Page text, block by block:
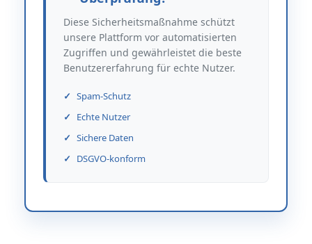
Diese Sicherheitsmaßnahme schützt
unsere Plattform vor automatisierten
Zugriffen und gewährleistet die beste
Benutzererfahrung für echte Nutzer.
Spam-Schutz
Echte Nutzer
Sichere Daten
DSGVO-konform